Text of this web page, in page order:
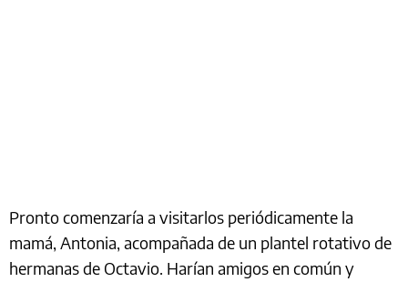
Pronto comenzaría a visitarlos periódicamente la
mamá, Antonia, acompañada de un plantel rotativo de
hermanas de Octavio. Harían amigos en común y